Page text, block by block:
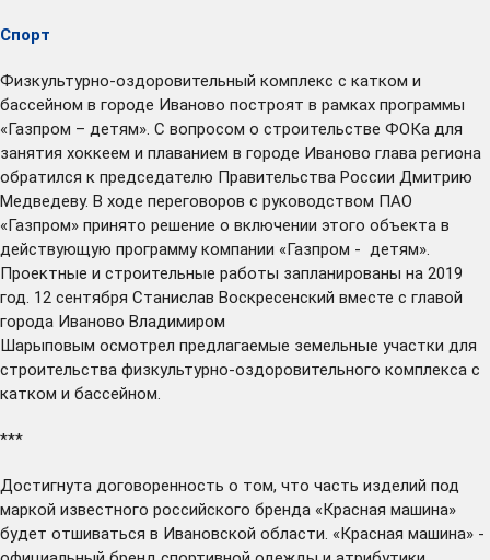
Спорт
Физкультурно-оздоровительный комплекс с катком и
бассейном в городе Иваново построят в рамках программы
«Газпром – детям». С вопросом о строительстве ФОКа для
занятия хоккеем и плаванием в городе Иваново глава региона
обратился к председателю Правительства России Дмитрию
Медведеву. В ходе переговоров с руководством ПАО
«Газпром» принято решение о включении этого объекта в
действующую программу компании «Газпром - детям».
Проектные и строительные работы запланированы на 2019
год. 12 сентября Станислав Воскресенский вместе с главой
города Иваново Владимиром
Шарыповым осмотрел предлагаемые земельные участки для
строительства физкультурно-оздоровительного комплекса с
катком и бассейном.
***
Достигнута договоренность о том, что часть изделий под
маркой известного российского бренда «Красная машина»
будет отшиваться в Ивановской области. «Красная машина» -